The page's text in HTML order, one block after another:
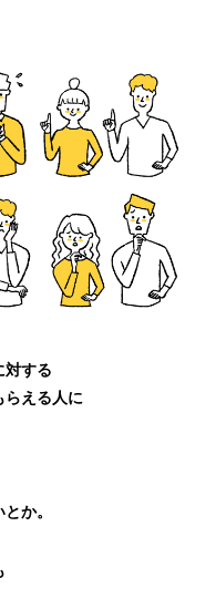
対する
らえる人に
か。